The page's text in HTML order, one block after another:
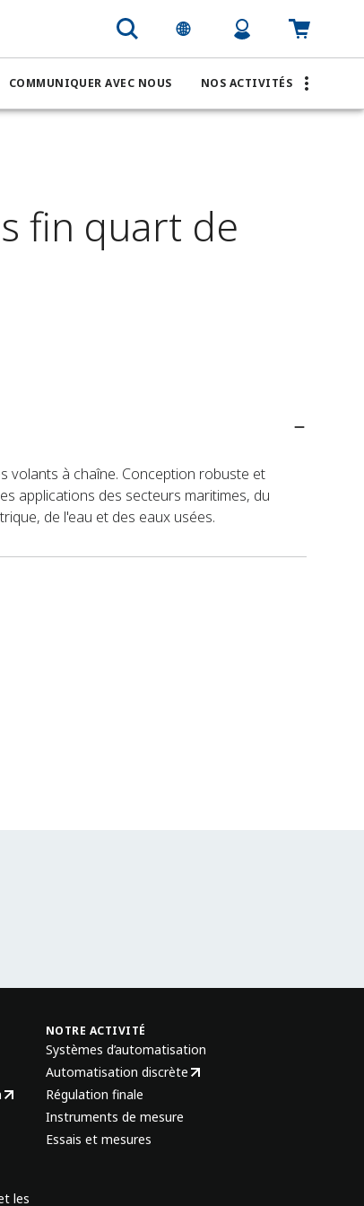
COMMUNIQUER AVEC NOUS NOS ACTIVITÉS
fin quart de
volants à chaîne. Conception robuste et
applications des secteurs maritimes, du
de l'eau et des eaux usées.
les
NOTRE ACTIVITÉ
Systèmes d’automatisation
Automatisation discrète
Régulation finale
Instruments de mesure
Essais et mesures